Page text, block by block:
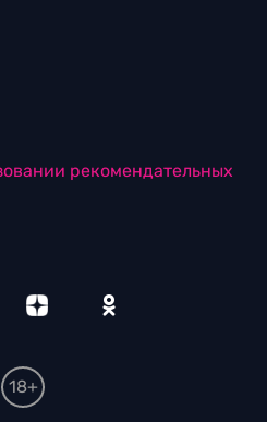
рекомендательных
18+